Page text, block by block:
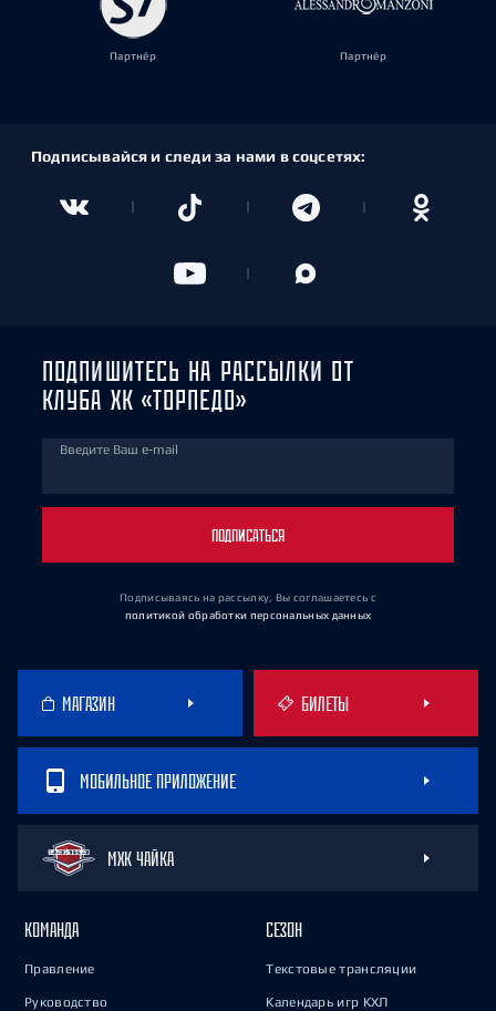
Партнёр Партнёр
Подписывайся и следи за нами в соцсетях:
ПОДПИШИТЕСЬ НА РАССЫЛКИ ОТ
КЛУБА ХК «ТОРПЕДО»
Введите Ваш e-mail
ПОДПИСАТЬСЯ
Подписываясь на рассылку, Вы соглашаетесь с
политикой обработки персональных данных
МАГАЗИН БИЛЕТЫ
МОБИЛЬНОЕ ПРИЛОЖЕНИЕ
МХК ЧАЙКА
КОМАНДА
Правление
Руководство
СЕЗОН
Текстовые трансляции
Календарь игр КХЛ